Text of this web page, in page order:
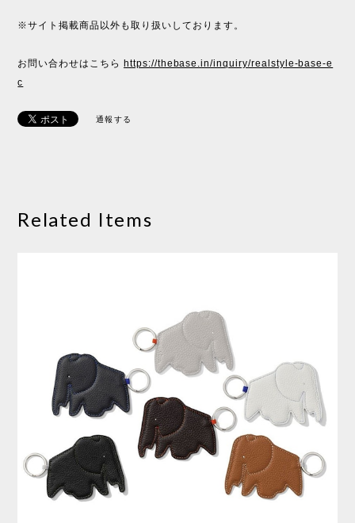
※サイト掲載商品以外も取り扱いしております。
お問い合わせはこちら https://thebase.in/inquiry/realstyle-base-e
c
通報する
Related Items